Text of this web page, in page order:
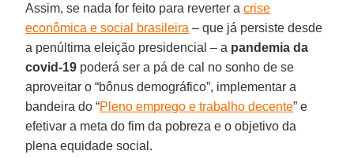
Assim, se nada for feito para reverter acrise
econômica e social brasileira – que já persiste desde
a penúltima eleição presidencial – a pandemia da
covid-19 poderá ser a pá de cal no sonho de se
aproveitar o “bônus demográfico”, implementar a
bandeira do “Pleno emprego e trabalho decente” e
efetivar a meta do fim da pobreza e o objetivo da
plena equidade social.